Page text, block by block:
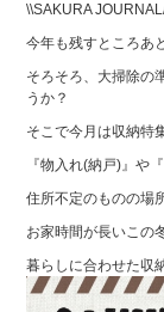
\\SAKURA
今年も残すところあ
そろそろ、大掃除の
うか？
そこで今月は収納特
『物入れ(納戸)』や
住所不定のものの場
お家時間が長いこの冬
暮らしに合わせた収